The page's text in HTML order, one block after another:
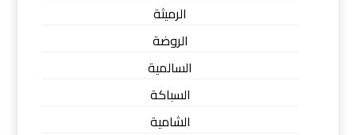
الرميثة
الروضة
السالمية
السباكة
الشامية